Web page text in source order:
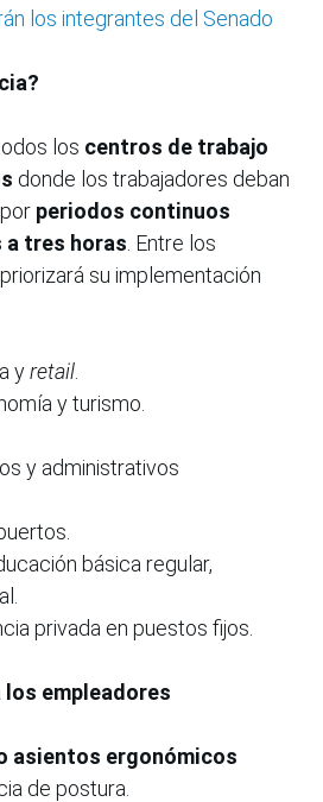
los integrantes del Senado
los centros de trabajo
donde los trabajadores deban
periodos continuos
a tres horas . Entre los
su implementación
yretail
y turismo.
y administrativos
básica regular,
privada en puestos fijos.
empleadores
asientos ergonómicos
de postura.